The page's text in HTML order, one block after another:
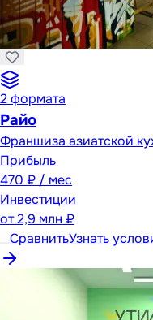
2формата
Райо
Франшиза азиатской
Прибыль
470 ₽ / мес
Инвестиции
от2,9 млн ₽
СравнитьУзнать